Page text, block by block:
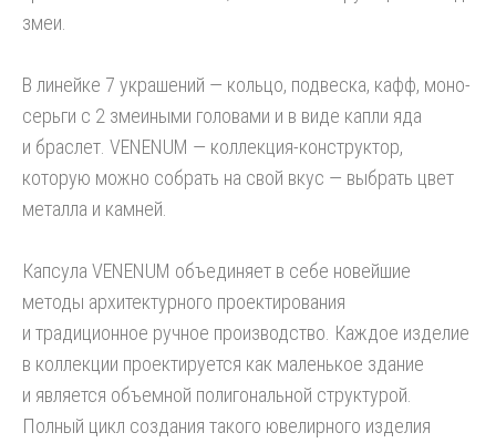
змеи.
В линейке 7 украшений — кольцо, подвеска, кафф, моно-
серьги с 2 змеиными головами и в виде капли яда
и браслет. VENENUM — коллекция-конструктор,
которую можно собрать на свой вкус — выбрать цвет
металла и камней.
Капсула VENENUM объединяет в себе новейшие
методы архитектурного проектирования
и традиционное ручное производство. Каждое изделие
в коллекции проектируется как маленькое здание
и является объемной полигональной структурой.
Полный цикл создания такого ювелирного изделия